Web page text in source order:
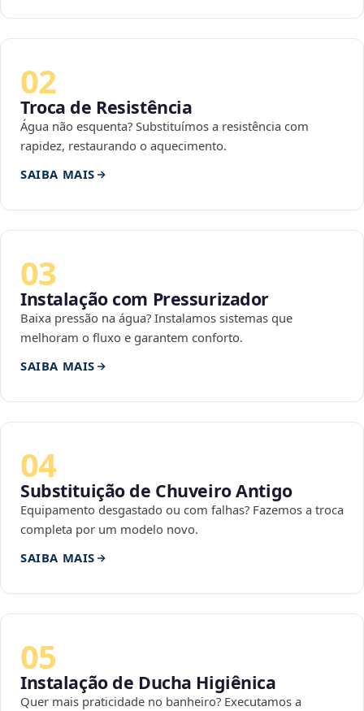
02
Troca de Resistência
Água não esquenta? Substituímos a resistência com
rapidez, restaurando o aquecimento.
SAIBA MAIS
03
Instalação com Pressurizador
Baixa pressão na água? Instalamos sistemas que
melhoram o fluxo e garantem conforto.
SAIBA MAIS
04
Substituição de Chuveiro Antigo
Equipamento desgastado ou com falhas? Fazemos a troca
completa por um modelo novo.
SAIBA MAIS
05
Instalação de Ducha Higiênica
Quer mais praticidade no banheiro? Executamos a